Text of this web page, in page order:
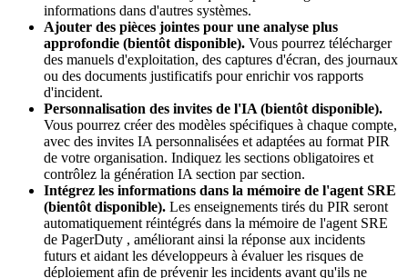
informations dans d'autres systèmes.
Ajouter des pièces jointes pour une analyse plus
approfondie (bientôt disponible). Vous pourrez télécharger
des manuels d'exploitation, des captures d'écran, des journaux
ou des documents justificatifs pour enrichir vos rapports
d'incident.
Personnalisation des invites de l'IA (bientôt disponible).
Vous pourrez créer des modèles spécifiques à chaque compte,
avec des invites IA personnalisées et adaptées au format PIR
de votre organisation. Indiquez les sections obligatoires et
contrôlez la génération IA section par section.
Intégrez les informations dans la mémoire de l'agent SRE
(bientôt disponible). Les enseignements tirés du PIR seront
automatiquement réintégrés dans la mémoire de l'agent SRE
de PagerDuty , améliorant ainsi la réponse aux incidents
futurs et aidant les développeurs à évaluer les risques de
déploiement afin de prévenir les incidents avant qu'ils ne